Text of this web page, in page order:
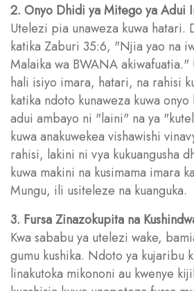
2. Onyo Dhidi ya Mitego ya Adui
Utelezi pia unaweza kuwa hatari.
katika Zaburi 35:6, "Njia yao na
Malaika wa BWANA akiwafuatia."
hali isiyo imara, hatari, na rahisi
katika ndoto kunaweza kuwa
adui ambayo ni "laini" na ya
kuwa anakuwekea vishawishi
rahisi, lakini ni vya kukuangusha
kuwa makini na kusimama imara
Mungu, ili usiteleze na kuanguka.
3. Fursa Zinazokupita na
Kwa sababu ya utelezi wake,
gumu kushika. Ndoto ya kujaribu
linakutoka mikononi au kwenye